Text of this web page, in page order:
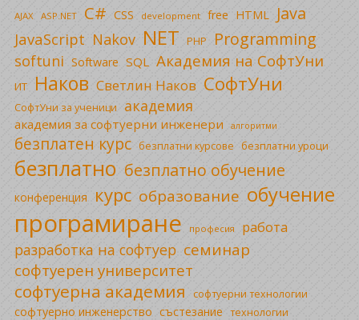
AJAX ASP.NET C# CSS development free HTML Java
JavaScript Nakov NET PHP Programming
softuni Software SQL Академия на СофтУни
ИТ Наков Светлин Наков СофтУни
СофтУни за ученици академия
академия за софтуерни инженери алгоритми
безплатен курс безплатни курсове безплатни уроци
безплатно безплатно обучение
конференция курс образование обучение
програмиране професия работа
разработка на софтуер семинар
софтуерен университет
софтуерна академия софтуерни технологии
софтуерно инженерство състезание технологии